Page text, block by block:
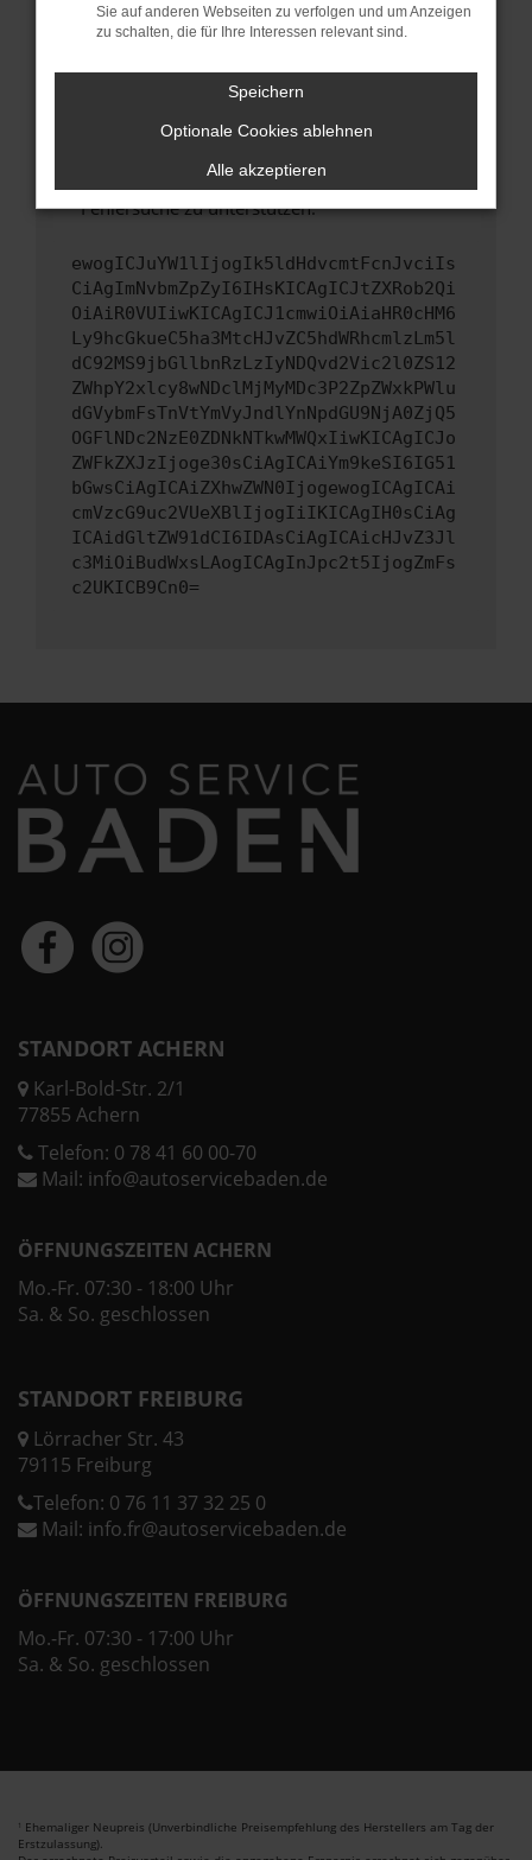
führen, dass bestimmte Funktionen nicht mehr
unterstützt werden.
Wende dich an den Webseitenbetreiber.
Wenn du alle oben genannten Schritte versucht
hast, kontaktiere uns bitte. Wir werden
uns diesen Text schicken, um uns bei der
Fehlersuche zu unterstützen:
ewogICJuYW1lIjogIk5ldHdvcmtFcnJvciIs
CiAgImNvbmZpZyI6IHsKICAgICJtZXRob2Qi
OiAiR0VUIiwKICAgICJ1cmwiOiAiaHR0cHM6
Ly9hcGkueC5ha3MtcHJvZC5hdWRhcmlzLm5l
dC92MS9jbGllbnRzLzIyNDQvd2Vic2l0ZS12
ZWhpY2xlcy8wNDclMjMyMDc3P2ZpZWxkPWlu
dGVybmFsTnVtYmVyJndlYnNpdGU9NjA0ZjQ5
OGFlNDc2NzE0ZDNkNTkwMWQxIiwKICAgICJo
ZWFkZXJzIjoge30sCiAgICAiYm9keSI6IG51
bGwsCiAgICAiZXhwZWN0IjogewogICAgICAi
cmVzcG9uc2VUeXBlIjogIiIKICAgIH0sCiAg
ICAidGltZW91dCI6IDAsCiAgICAicHJvZ3Jl
c3MiOiBudWxsLAogICAgInJpc2t5IjogZmFs
c2UKICB9Cn0=
STANDORT ACHERN
Karl-Bold-Str. 2/1
77855 Achern
Telefon: 0 78 41 60 00-70
Mail: info@autoservicebaden.de
ÖFFNUNGSZEITEN ACHERN
Mo.-Fr. 07:30 - 18:00 Uhr
Sa. & So. geschlossen
STANDORT FREIBURG
Lörracher Str. 43
79115 Freiburg
Telefon: 0 76 11 37 32 25 0
Mail: info.fr@autoservicebaden.de
ÖFFNUNGSZEITEN FREIBURG
Mo.-Fr. 07:30 - 17:00 Uhr
Sa. & So. geschlossen
1 Ehemaliger Neupreis (Unverbindliche Preisempfehlung des Herstellers am Tag der
Erstzulassung).
Sie auf anderen Webseiten zu verfolgen und um Anzeigen
zu schalten, die für Ihre Interessen relevant sind.
Speichern
Optionale Cookies ablehnen
Alle akzeptieren